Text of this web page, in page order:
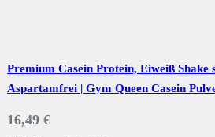
Premium Casein Protein, Eiweiß Shake
Aspartamfrei | Gym Queen Casein
16,49 €